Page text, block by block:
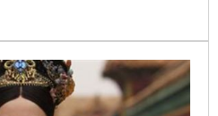
日晚間開直播，標題寫著
，呵呵笑說自己是「鈕祜祿
白兔一樣啊，後面因為受
我以後會變喔呵呵」。